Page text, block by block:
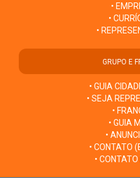
•
•
•
GRUPO E
• GUIA
• SEJA
•
• GUIA
•
• CONTATO
•